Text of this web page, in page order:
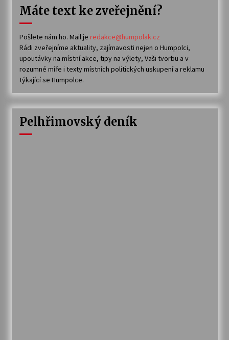
Máte text ke zveřejnění?
Pošlete nám ho. Mail je redakce@humpolak.cz
Rádi zveřejníme aktuality, zajímavosti nejen o Humpolci,
upoutávky na místní akce, tipy na výlety, Vaši tvorbu a v
rozumné míře i texty místních politických uskupení a reklamu
týkající se Humpolce.
Pelhřimovský deník